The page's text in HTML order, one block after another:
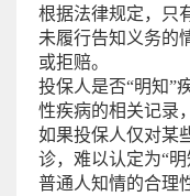
根据法律规定，只
未履行告知义务的
或拒赔。
投保人是否“明知”
性疾病的相关记录
如果投保人仅对某
诊，难以认定为“明
普通人知情的合理